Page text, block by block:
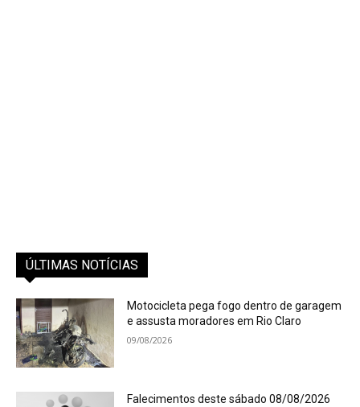
ÚLTIMAS NOTÍCIAS
Motocicleta pega fogo dentro de garagem
e assusta moradores em Rio Claro
09/08/2026
Falecimentos deste sábado 08/08/2026